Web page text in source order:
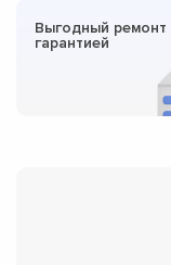
Выгодный ремонт
гарантией